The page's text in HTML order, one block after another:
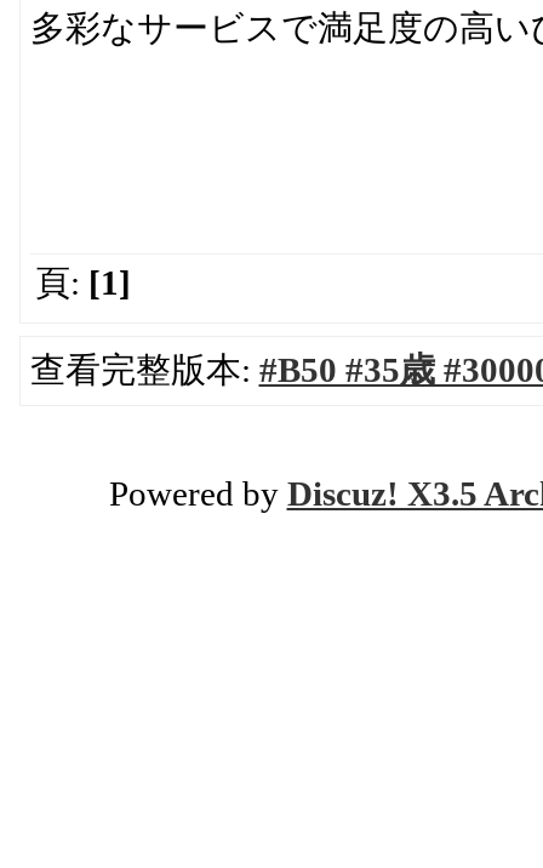
多彩なサービスで満足度の高
頁: [1]
查看完整版本: #B50 #35歳
Powered by Discuz! X3.5